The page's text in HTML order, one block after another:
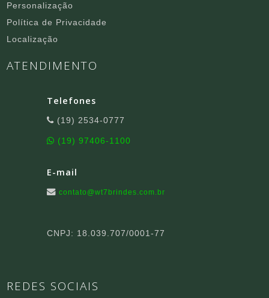
Personalização
Política de Privacidade
Localização
ATENDIMENTO
Telefones
(19) 2534-0777
(19) 97406-1100
E-mail
contato@wt7brindes.com.br
CNPJ: 18.039.707/0001-77
REDES SOCIAIS